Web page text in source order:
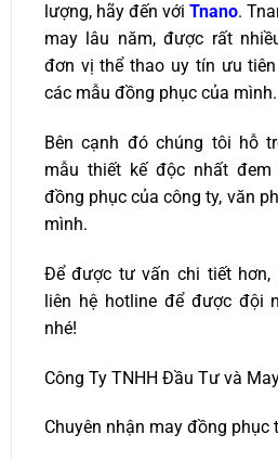
lượng, hãy đến với Tnano.
may lâu năm, được rất
đơn vị thể thao uy tín ưu
các mẫu đồng phục của mình.
Bên cạnh đó chúng tôi hỗ
mẫu thiết kế độc nhất
đồng phục của công ty, văn
mình.
Để được tư vấn chi tiết hơn,
liên hệ hotline để được đội
nhé!
Công Ty TNHH Đầu Tư và
Chuyên nhận may đồng phục